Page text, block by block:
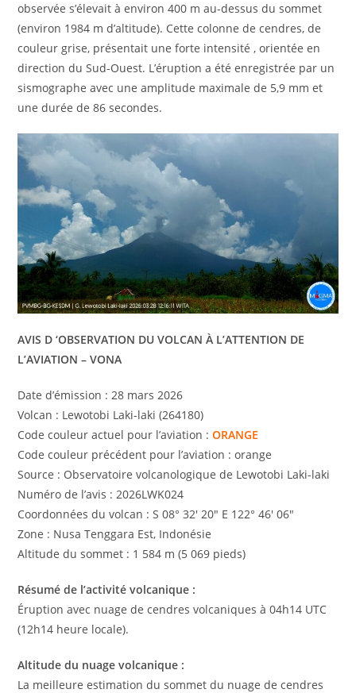
observée s’élevait à environ 400 m au-dessus du sommet
(environ 1984 m d’altitude). Cette colonne de cendres, de
couleur grise, présentait une forte intensité , orientée en
direction du Sud-Ouest. L’éruption a été enregistrée par un
sismographe avec une amplitude maximale de 5,9 mm et
une durée de 86 secondes.
AVIS D ‘OBSERVATION DU VOLCAN À L’ATTENTION DE
L’AVIATION – VONA
Date d’émission : 28 mars 2026
Volcan : Lewotobi Laki-laki (264180)
Code couleur actuel pour l’aviation :ORANGE
Code couleur précédent pour l’aviation : orange
Source : Observatoire volcanologique de Lewotobi Laki-laki
Numéro de l’avis : 2026LWK024
Coordonnées du volcan : S 08° 32′ 20″ E 122° 46′ 06″
Zone : Nusa Tenggara Est, Indonésie
Altitude du sommet : 1 584 m (5 069 pieds)
Résumé de l’activité volcanique :
Éruption avec nuage de cendres volcaniques à 04h14 UTC
(12h14 heure locale).
Altitude du nuage volcanique :
La meilleure estimation du sommet du nuage de cendres